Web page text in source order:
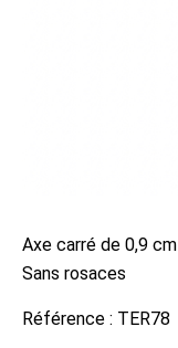
Axe carré de 0,9 cm
Sans rosaces
Référence : TER78